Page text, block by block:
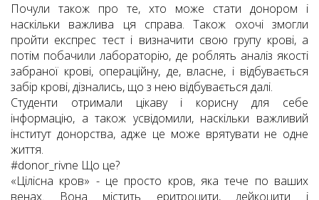
Почули також про те, хто може стати донором і
наскільки важлива ця справа. Також охочі змогли
пройти експрес тест і визначити свою групу крові, а
потім побачили лабораторію, де роблять аналіз якості
забраної крові, операційну, де, власне, і відбувається
забір крові, дізнались, що з нею відбувається далі.
Студенти отримали цікаву і корисну для себе
інформацію, а також усвідомили, наскільки важливий
інститут донорства, адже це може врятувати не одне
життя.
#donor_rivne Що це?
«Цілісна кров» - це просто кров, яка тече по ваших
венах. Вона містить еритроцити, лейкоцити і